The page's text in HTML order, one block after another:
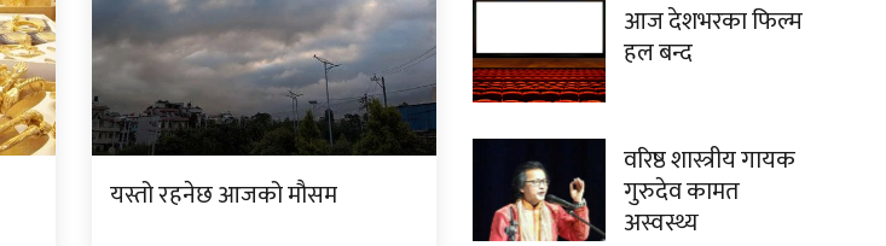
यस्तो रहनेछ आजको मौसम
आज देशभरका फिल्म
हल बन्द
वरिष्ठ शास्त्रीय गायक
गुरुदेव कामत
अस्वस्थ्य